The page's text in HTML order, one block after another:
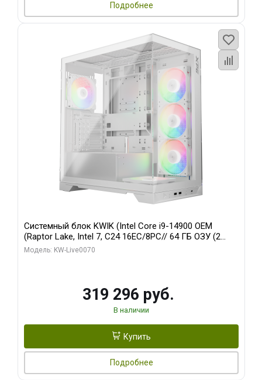
Подробнее
Системный блок KWIK (Intel Core i9-14900 OEM
(Raptor Lake, Intel 7, C24 16EC/8PC// 64 ГБ ОЗУ (2
модуля)/ Gigabyte RTX5080 XTREME WATERFORCE
Модель: KW-Live0070
319 296 руб.
В наличии
Купить
Подробнее